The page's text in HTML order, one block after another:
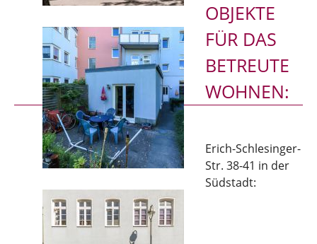
OBJEKTE
FÜR DAS
BETREUTE
WOHNEN:
Erich-Schlesinger-
Str. 38-41 in der
Südstadt: